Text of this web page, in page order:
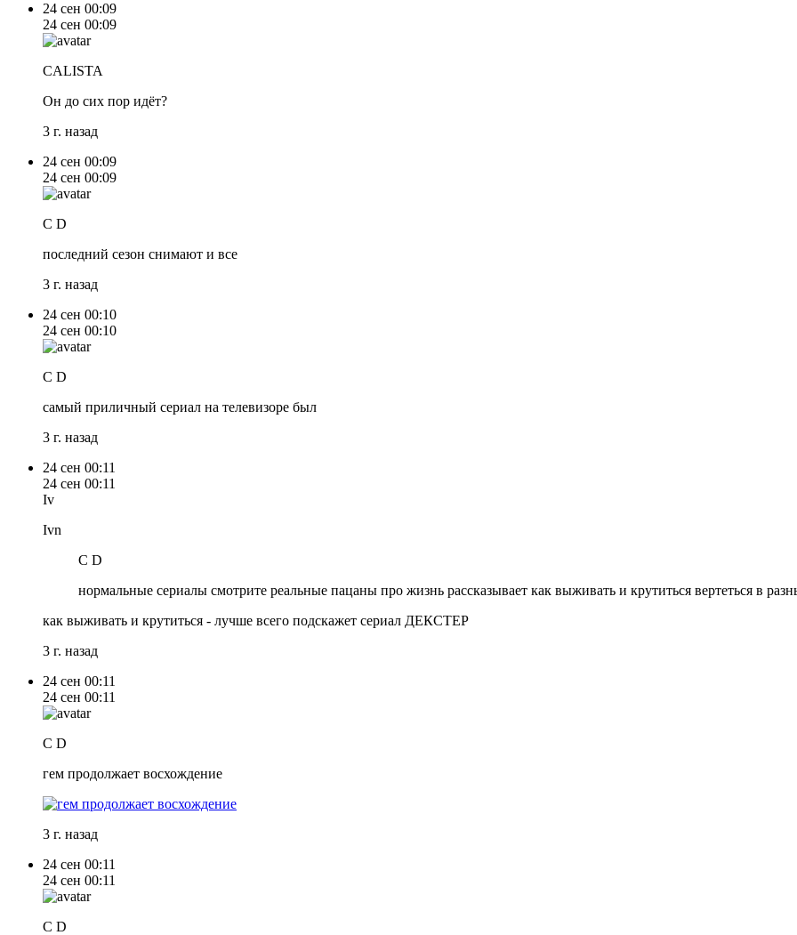
24 сен 00:09
24 сен 00:09
CALISTA
Он до сих пор идёт?
3 г. назад
24 сен 00:09
24 сен 00:09
C D
последний сезон снимают и все
3 г. назад
24 сен 00:10
24 сен 00:10
C D
самый приличный сериал на телевизоре был
3 г. назад
24 сен 00:11
24 сен 00:11
Iv
Ivn
C D
нормальные сериалы смотрите реальные пацаны про жизнь рассказывает как выживать и крутиться вертеться в
как выживать и крутиться - лучше всего подскажет сериал ДЕКСТЕР
3 г. назад
24 сен 00:11
24 сен 00:11
C D
гем продолжает восхождение
3 г. назад
24 сен 00:11
24 сен 00:11
C D